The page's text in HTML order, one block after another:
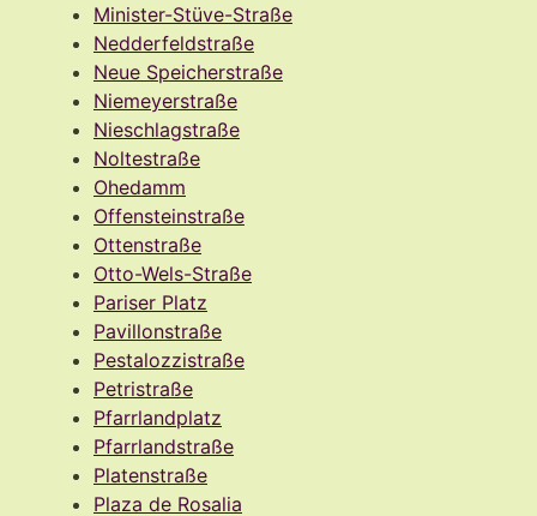
Minister-Stüve-Straße
Nedderfeldstraße
Neue Speicherstraße
Niemeyerstraße
Nieschlagstraße
Noltestraße
Ohedamm
Offensteinstraße
Ottenstraße
Otto-Wels-Straße
Pariser Platz
Pavillonstraße
Pestalozzistraße
Petristraße
Pfarrlandplatz
Pfarrlandstraße
Platenstraße
Plaza de Rosalia